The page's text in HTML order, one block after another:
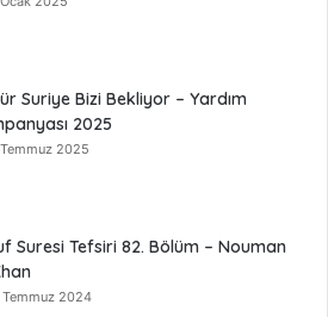
Suriye Bizi Bekliyor – Yardım
2025
2025
Suresi Tefsiri 82. Bölüm – Nouman
Temmuz 2024